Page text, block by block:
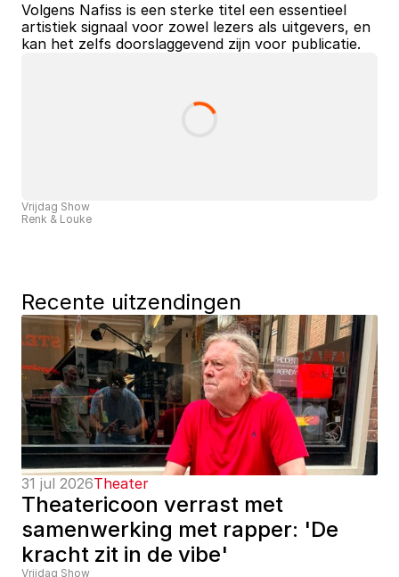
Volgens Nafiss is een sterke titel een essentieel
artistiek signaal voor zowel lezers als uitgevers, en
kan het zelfs doorslaggevend zijn voor publicatie.
Vrijdag Show
Renk & Louke
Recente uitzendingen
31 jul 2026Theater
Theatericoon verrast met
samenwerking met rapper: 'De
kracht zit in de vibe'
Vrijdag Show